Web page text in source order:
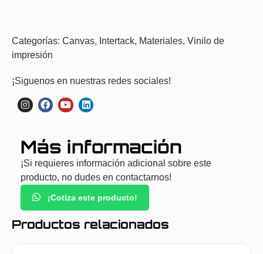
Categorías: Canvas, Intertack, Materiales, Vinilo de
impresión
¡Siguenos en nuestras redes sociales!
Más información
¡Si requieres información adicional sobre este
producto, no dudes en contactarnos!
¡Cotiza este producto!
Productos relacionados